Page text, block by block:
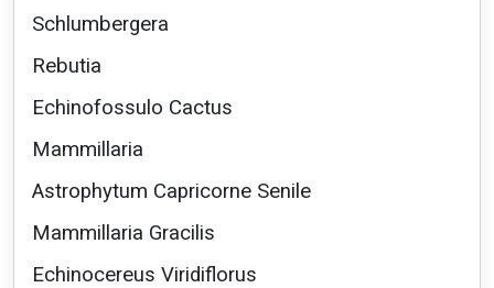
Schlumbergera
Rebutia
Echinofossulo Cactus
Mammillaria
Astrophytum Capricorne Senile
Mammillaria Gracilis
Echinocereus Viridiflorus